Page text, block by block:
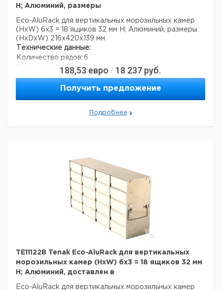
H; Алюминий, размеры
Eco-AluRack для вертикальных морозильных камер
(HxW) 6x3 = 18 ящиков 32 мм H; Алюминий, размеры
(HxDxW) 216x420x139 мм
Технические данные:
Количество рядов: 6
Число столбцов:
3
Материал:
алюминий
нет
Страна происхождения:Дания
188,53 евро / 18 237 руб.
Получить предложение
Подробнее
TE11122B Tenak Eco-AluRack для вертикальных
морозильных камер (HxW) 6x3 = 18 ящиков 32 мм
H; Алюминий, доставлен в
Eco-AluRack для вертикальных морозильных камер